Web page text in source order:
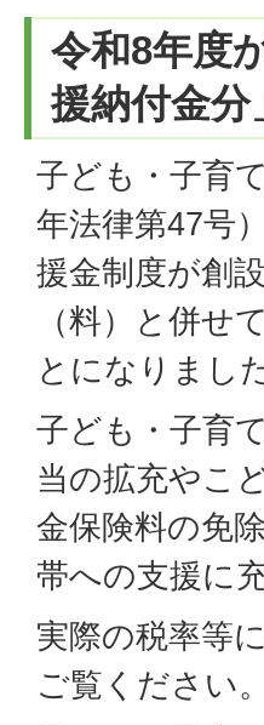
令和8年度
援納付金
子ども・子育
年法律第47号
援金制度が創
（料）と併せ
とになりました
子ども・子育
当の拡充やこ
金保険料の免
帯への支援に
実際の税率等
ご覧ください。